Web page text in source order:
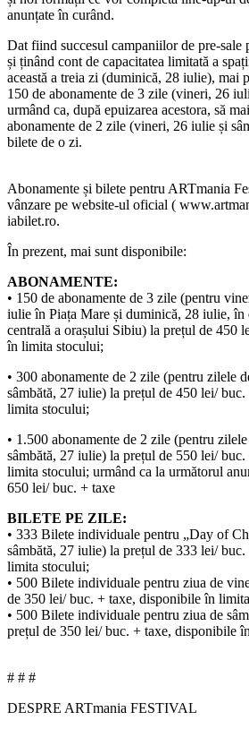
anunțate în curând.
Dat fiind succesul campaniilor de pre-sale
și ținând cont de capacitatea limitată a
această a treia zi (duminică, 28 iulie), mai
150 de abonamente de 3 zile (vineri, 26
urmând ca, după epuizarea acestora, să
abonamente de 2 zile (vineri, 26 iulie și
bilete de o zi.
Abonamente și bilete pentru ARTmania
vânzare pe website-ul oficial (
iabilet.ro.
În prezent, mai sunt disponibile:
ABONAMENTE:
• 150 de abonamente de 3 zile (pentru
iulie în Piața Mare și duminică, 28 iulie, în
centrală a orașului Sibiu) la prețul de 450
în limita stocului;
• 300 abonamente de 2 zile (pentru zilele
sâmbătă, 27 iulie) la prețul de 450 lei/
limita stocului;
• 1.500 abonamente de 2 zile (pentru
sâmbătă, 27 iulie) la prețul de 550 lei/
limita stocului; urmând ca la următorul
650 lei/ buc. + taxe
BILETE PE ZILE:
• 333 Bilete individuale pentru „Day of
sâmbătă, 27 iulie) la prețul de 333 lei/
limita stocului;
• 500 Bilete individuale pentru ziua de
de 350 lei/ buc. + taxe, disponibile în
• 500 Bilete individuale pentru ziua de
prețul de 350 lei/ buc. + taxe, disponibile
# # #
DESPRE ARTmania FESTIVAL